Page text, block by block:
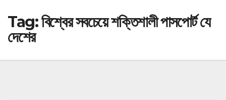
Tag:বিশ্বের সবচেয়ে শক্তিশালী পাসপোর্ট যে
দেশের